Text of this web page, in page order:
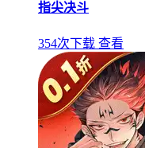
指尖决斗
354次下载 查看